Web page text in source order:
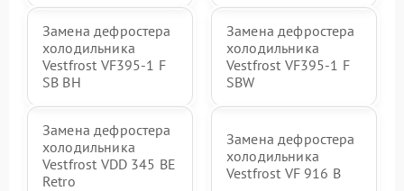
Замена дефростера
холодильника
Vestfrost VF395-1 F
SB BH
Замена дефростера
холодильника
Vestfrost VF395-1 F
SBW
Замена дефростера
холодильника
Vestfrost VDD 345 BE
Retro
Замена дефростера
холодильника
Vestfrost VF 916 B